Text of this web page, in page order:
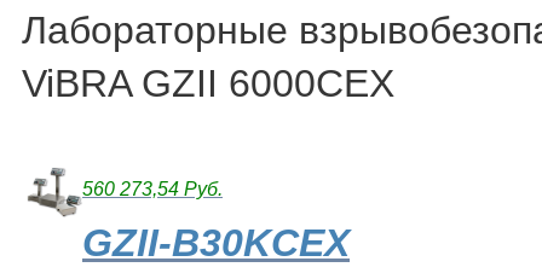
Лабораторные
ViBRA GZII 6000CEX
560 273,54 Руб.
GZII-B30KCEX